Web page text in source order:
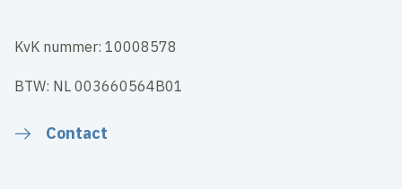
KvK nummer: 10008578
BTW: NL 003660564B01
Contact